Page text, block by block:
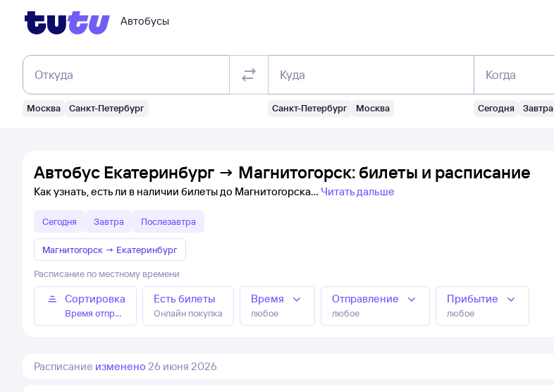
Автобусы
Откуда
Москва Санкт-Петербург
Куда
Санкт-Петербург Москва
Когда
Сегодня Завтра
Автобус Екатеринбург → Магнитогорск: билеты и расписание
Как узнать, есть ли в наличии билеты до Магнитогорска Читать дальше
Сегодня Завтра Послезавтра
Магнитогорск → Екатеринбург
Расписание по местному времени
Сортировка
Время отправления
Есть билеты
Онлайн покупка
Время
любое
Отправление
любое
Прибытие
любое
Расписание изменено 26 июня 2026